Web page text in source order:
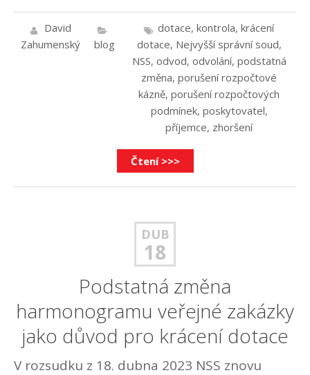
David
Zahumenský
blog
dotace, kontrola, krácení
dotace, Nejvyšší správní soud,
NSS, odvod, odvolání, podstatná
změna, porušení rozpočtové
kázně, porušení rozpočtových
podmínek, poskytovatel,
příjemce, zhoršení
Čtení >>>
DUB
18
Podstatná změna
harmonogramu veřejné zakázky
jako důvod pro krácení dotace
V rozsudku z 18. dubna 2023 NSS znovu